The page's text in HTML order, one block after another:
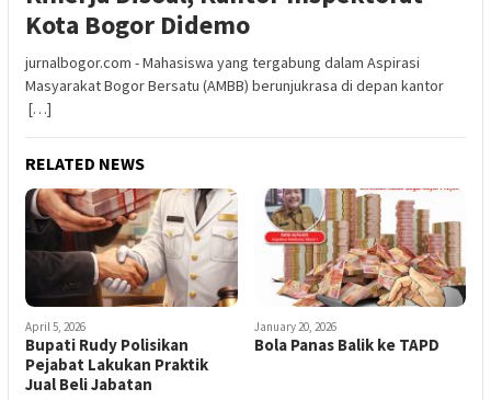
Kota Bogor Didemo
jurnalbogor.com - Mahasiswa yang tergabung dalam Aspirasi
Masyarakat Bogor Bersatu (AMBB) berunjukrasa di depan kantor
[…]
RELATED NEWS
April 5, 2026
Bupati Rudy Polisikan
Pejabat Lakukan Praktik
Jual Beli Jabatan
January 20, 2026
Bola Panas Balik ke TAPD